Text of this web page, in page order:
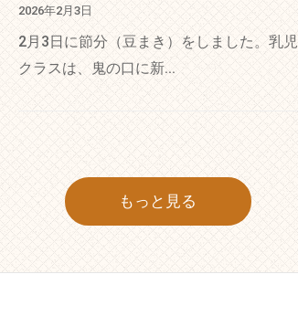
2026年2月3日
2月3日に節分（豆まき）をしました。乳児
クラスは、鬼の口に新...
もっと見る